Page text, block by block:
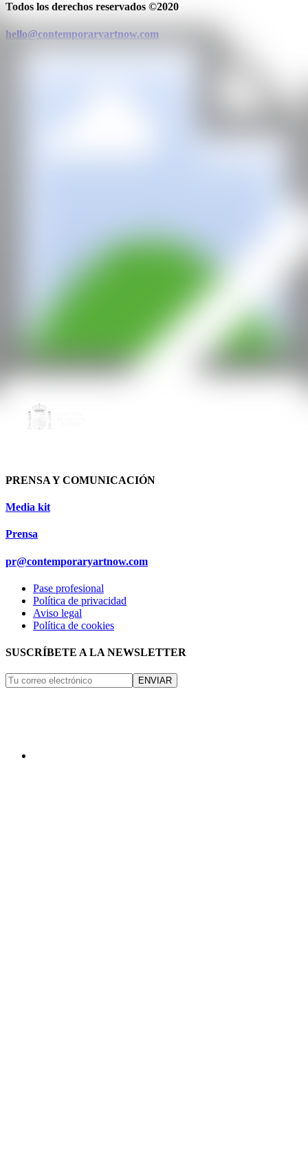
Todos los derechos reservados ©2020
hello@contemporaryartnow.com
PRENSA Y COMUNICACIÓN
Media kit
Prensa
pr@contemporaryartnow.com
Pase profesional
Política de privacidad
Aviso legal
Política de cookies
SUSCRÍBETE A LA NEWSLETTER
ENVIAR